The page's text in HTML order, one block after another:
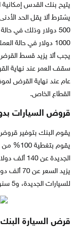
يتيح بنك القدس
يشترط ألا يقل الحد
500 دولار وذلك في
1000 دولار في حالة
القطاع الخاص.
قروض السيارات
يقوم البنك بتوفير
يقوم
الجديدة
للسيارات الجديدة، و5 سنوات للسيارات المستعملة.
قرض السيارة